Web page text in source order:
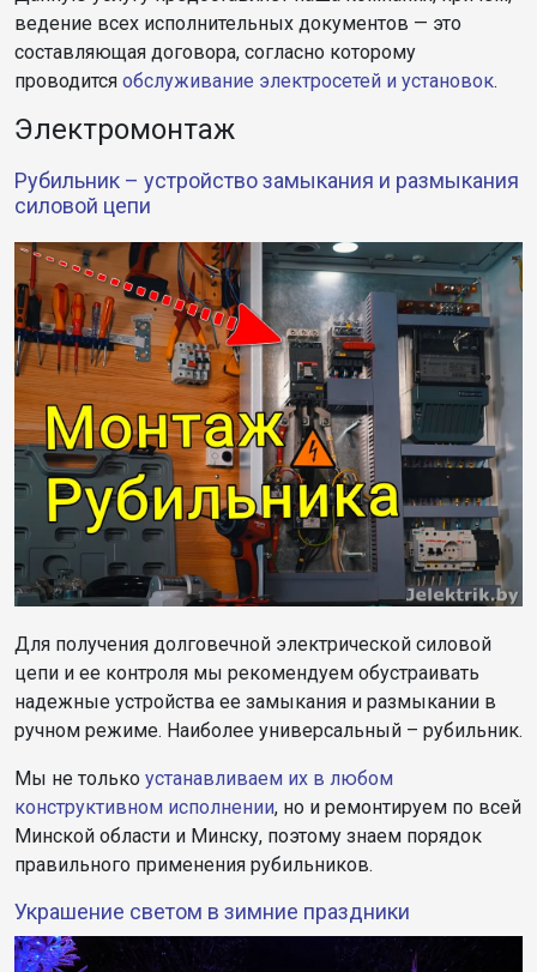
ведение всех исполнительных документов — это
составляющая договора, согласно которому
проводится обслуживание электросетей и установок.
Электромонтаж
Рубильник – устройство замыкания и размыкания
силовой цепи
Для получения долговечной электрической силовой
цепи и ее контроля мы рекомендуем обустраивать
надежные устройства ее замыкания и размыкании в
ручном режиме. Наиболее универсальный – рубильник.
Мы не только устанавливаем их в любом
конструктивном исполнении, но и ремонтируем по всей
Минской области и Минску, поэтому знаем порядок
правильного применения рубильников.
Украшение светом в зимние праздники